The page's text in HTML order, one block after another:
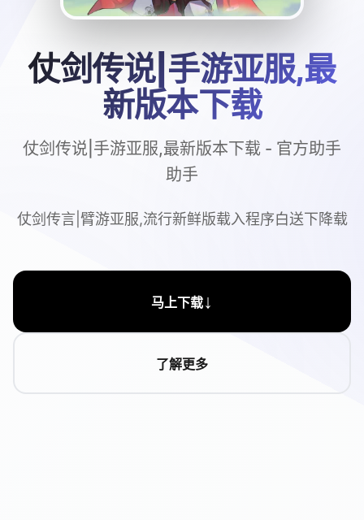
仗剑传说|手游亚服,最
新版本下载
仗剑传说|手游亚服,最新版本下载 - 官方助手
助手
仗剑传言|臂游亚服,流行新鲜版载入程序白送下降载
马上下载↓
了解更多